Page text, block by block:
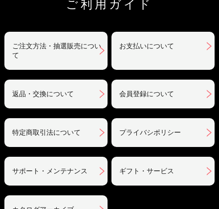
ご利用ガイド
ご注文方法・抽選販売につい
て
お支払いについて
返品・交換について 会員登録について
特定商取引法について プライバシポリシー
サポート・メンテナンス ギフト・サービス